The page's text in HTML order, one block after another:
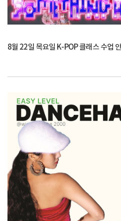
8월 22일 목요일 K-POP 클래스 수업